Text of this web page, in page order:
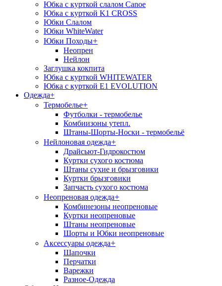
Юбка с курткой слалом Canoe
Юбка с курткой K1 CROSS
Юбки Слалом
Юбки WhiteWater
Юбки Походы+
Неопрен
Нейлон
Заглушка кокпита
Юбка с курткой WHITEWATER
Юбка с курткой E1 EVOLUTION
Одежда+
Термобелье+
Футболки - термобелье
Комбиизоны утепл.
Штаны-Шорты-Носки - термобельё
Нейлоновая одежда+
Драйсьют-Гидрокостюм
Куртки сухого костюма
Штаны сухие и брызговики
Куртки брызговики
Запчасть сухого костюма
Неопреновая одежда+
Комбинезоны неопреновые
Куртки неопреновые
Штаны неопреновые
Шорты и Юбки неопреновые
Аксессуары одежда+
Шапочки
Перчатки
Варежки
Разное-Одежда